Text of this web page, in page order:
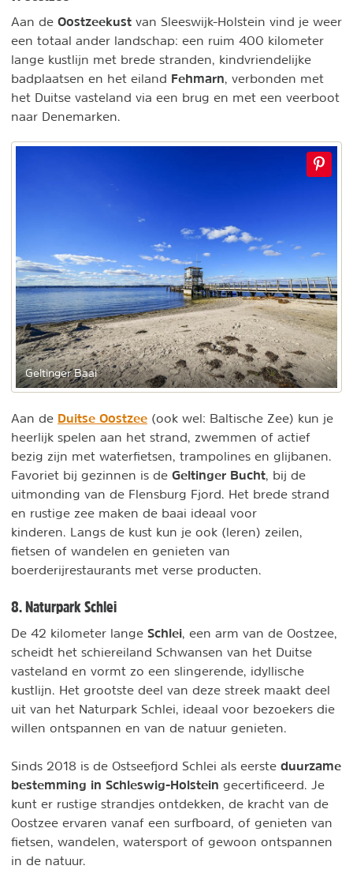
Aan de Oostzeekust van Sleeswijk-Holstein vind je weer
een totaal ander landschap: een ruim 400 kilometer
lange kustlijn met brede stranden, kindvriendelijke
badplaatsen en het eiland Fehmarn , verbonden met
het Duitse vasteland via een brug en met een veerboot
naar Denemarken.
Geltinger Baai
Aan de Duitse Oostzee (ook wel: Baltische Zee) kun je
heerlijk spelen aan het strand, zwemmen of actief
bezig zijn met waterfietsen, trampolines en glijbanen.
Favoriet bij gezinnen is de Geltinger Bucht , bij de
uitmonding van de Flensburg Fjord. Het brede strand
en rustige zee maken de baai ideaal voor
kinderen. Langs de kust kun je ook (leren) zeilen,
fietsen of wandelen en genieten van
boerderijrestaurants met verse producten.
8. Naturpark Schlei
De 42 kilometer lange Schlei , een arm van de Oostzee,
scheidt het schiereiland Schwansen van het Duitse
vasteland en vormt zo een slingerende, idyllische
kustlijn. Het grootste deel van deze streek maakt deel
uit van het Naturpark Schlei, ideaal voor bezoekers die
willen ontspannen en van de natuur genieten.
Sinds 2018 is de Ostseefjord Schlei als eerste duurzame
bestemming in Schleswig-Holstein gecertificeerd. Je
kunt er rustige strandjes ontdekken, de kracht van de
Oostzee ervaren vanaf een surfboard, of genieten van
fietsen, wandelen, watersport of gewoon ontspannen
in de natuur.